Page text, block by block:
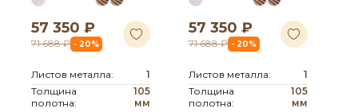
57 350 ₽
71 688 ₽ - 20%
Листов металла:
1
Толщина
полотна:
105
мм
57 350 ₽
71 688 ₽ - 20%
Листов металла:
1
Толщина
полотна:
105
мм